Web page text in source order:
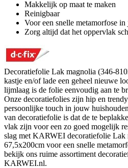
Makkelijk op maat te maken
Reinigbaar
Voor een snelle metamorfose
Zorg altijd dat het oppervlak
Decoratiefolie Lak magnolia (346-
kastje en/of lade een geheel nieuwe
lijmlaag is de folie eenvoudig aan te
Onze decoratiefolies zijn hip en
persoonlijke touch in jouw
van decoratiefolie is dat de te
vlak zijn voor een zo goed mogelijk
slag met KARWEI decoratiefolie Lak
67,5x200cm voor een snelle
bekijk ons ruime assortiment
KARWEI.nl.